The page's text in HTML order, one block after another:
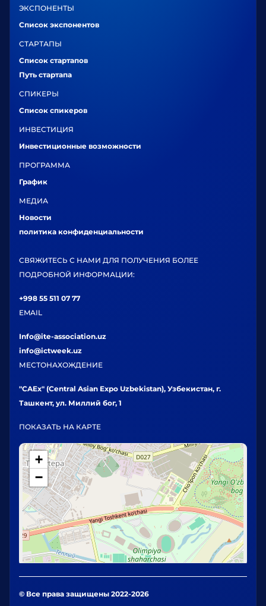
ЭКСПОНЕНТЫ
Список экспонентов
СТАРТАПЫ
Список стартапов
Путь стартапа
СПИКЕРЫ
Список спикеров
ИНВЕСТИЦИЯ
Инвестиционные возможности
ПРОГРАММА
График
МЕДИА
Новости
политика конфиденциальности
СВЯЖИТЕСЬ С НАМИ ДЛЯ ПОЛУЧЕНИЯ БОЛЕЕ
ПОДРОБНОЙ ИНФОРМАЦИИ:
+998 55 511 07 77
EMAIL
Info@ite-association.uz
info@ictweek.uz
МЕСТОНАХОЖДЕНИЕ
"CAEx" (Central Asian Expo Uzbekistan), Узбекистан, г.
Ташкент, ул. Миллий бог, 1
ПОКАЗАТЬ НА КАРТЕ
+
−
© Все права защищены 2022-2026